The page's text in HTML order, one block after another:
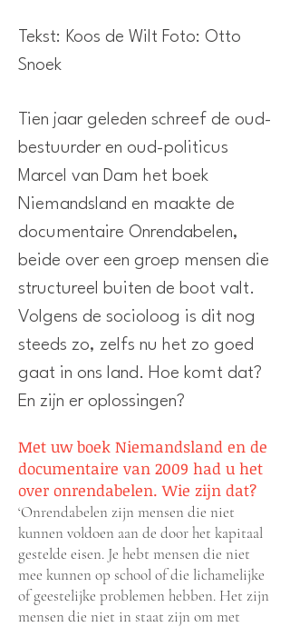
Tekst: Koos de Wilt Foto: Otto
Snoek
Tien jaar geleden schreef de oud-
bestuurder en oud-politicus
Marcel van Dam het boek
Niemandsland en maakte de
documentaire Onrendabelen,
beide over een groep mensen die
structureel buiten de boot valt.
Volgens de socioloog is dit nog
steeds zo, zelfs nu het zo goed
gaat in ons land. Hoe komt dat?
En zijn er oplossingen?
Met uw boek Niemandsland en de
documentaire van 2009 had u het
over onrendabelen. Wie zijn dat?
‘Onrendabelen zijn mensen die niet
kunnen voldoen aan de door het kapitaal
gestelde eisen. Je hebt mensen die niet
mee kunnen op school of die lichamelijke
of geestelijke problemen hebben. Het zijn
mensen die niet in staat zijn om met